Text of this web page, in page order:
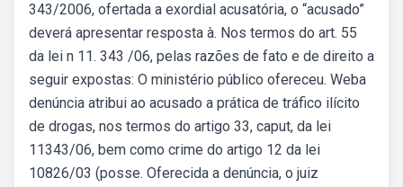
343/2006, ofertada a exordial acusatória, o “acusado”
deverá apresentar resposta à. Nos termos do art. 55
da lei n 11. 343 /06, pelas razões de fato e de direito a
seguir expostas: O ministério público ofereceu. Weba
denúncia atribui ao acusado a prática de tráfico ilícito
de drogas, nos termos do artigo 33, caput, da lei
11343/06, bem como crime do artigo 12 da lei
10826/03 (posse. Oferecida a denúncia, o juiz